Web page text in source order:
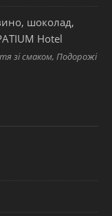
шоколад,
Hotel
зі смаком, Подорожі